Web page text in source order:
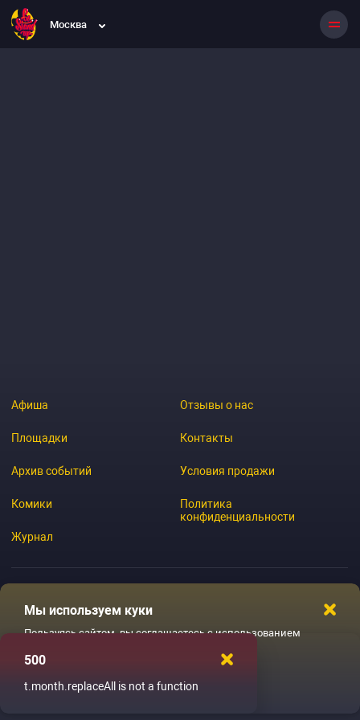
Москва
Афиша
Площадки
Архив событий
Комики
Журнал
Отзывы о нас
Контакты
Условия продажи
Политика
конфиденциальности
Мы используем куки
Пользуясь сайтом, вы соглашаетесь с использованием
Ладненько
500
t.month.replaceAll is not a function